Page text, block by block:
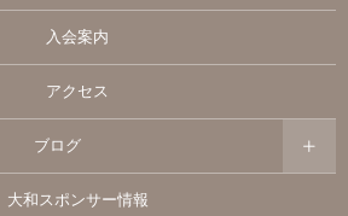
入会案内
アクセス
ブログ
大和スポンサー情報